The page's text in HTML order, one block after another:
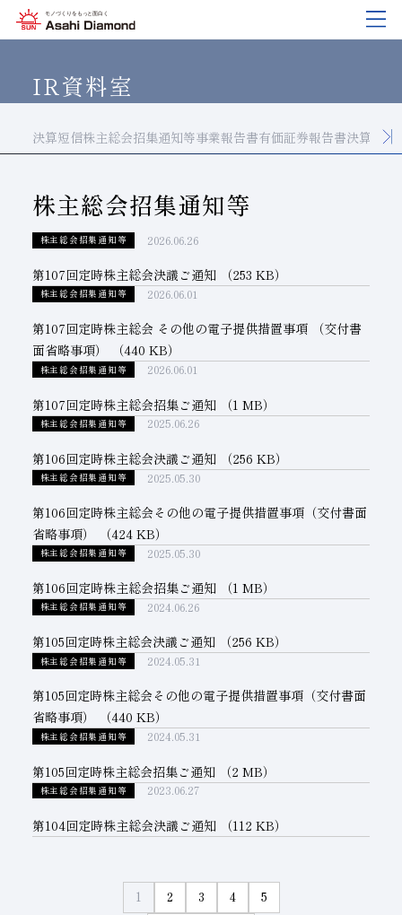
企業情報
企業情報
活動拠点
ダイヤの輪
会社概要
役員紹介
子会社
経営理念
マルチステークホルダー
製品紹介
製品紹介
ワークから探す
製品検索
技術情報
技術情報
ご使用上の注意
各製品の安全な取扱いについて
研究開発
研究開発
サステナビリティ
サステナビリティ
リスクマネジメント（BCM）
品質への取り組み
環境への取り組み
人材育成
サステナビリティブックレット
IR情報
IR情報
メッセージ
IRカレンダー
ディスクロージャーポリシー
IR資料室
決算短信株主総会招集通知等事業報告書有価証券報告書決算資料
株主総会招集通知等
株主総会招集通知等
第107回定時株主総会決議ご通知 （253 KB）
2026.06.26
株主総会招集通知等
第107回定時株主総会 その他の電子提供措置事項 （交付書
面省略事項）
（440 KB）
2026.06.01
株主総会招集通知等
第107回定時株主総会招集ご通知 （1 MB）
2026.06.01
株主総会招集通知等
第106回定時株主総会決議ご通知 （256 KB）
2025.06.26
株主総会招集通知等
第106回定時株主総会その他の電子提供措置事項（交付書面
省略事項）
（424 KB）
2025.05.30
株主総会招集通知等
第106回定時株主総会招集ご通知 （1 MB）
2025.05.30
株主総会招集通知等
第105回定時株主総会決議ご通知 （256 KB）
2024.06.26
株主総会招集通知等
第105回定時株主総会その他の電子提供措置事項（交付書面
省略事項）
（440 KB）
2024.05.31
株主総会招集通知等
第105回定時株主総会招集ご通知 （2 MB）
2024.05.31
株主総会招集通知等
第104回定時株主総会決議ご通知 （112 KB）
2023.06.27
1 2 3 4 5